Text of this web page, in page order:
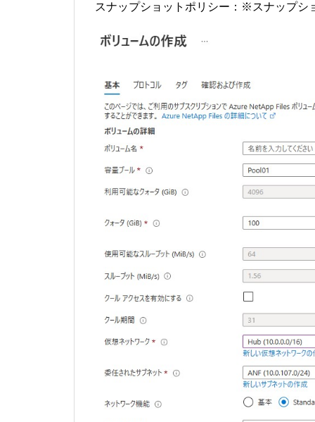
スナップショットポリシー：※スナップシ